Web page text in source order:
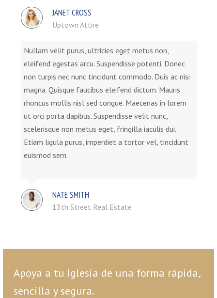
JANET CROSS
Uptown Attire
Nullam velit purus, ultricies eget metus non,
eleifend egestas arcu. Suspendisse potenti. Donec
non turpis nec nunc tincidunt commodo. Duis ac nisi
magna. Quisque faucibus eleifend dictum. Mauris
rhoncus mollis nisl sed congue. Maecenas in lorem
ut orci porta dapibus. Suspendisse velit nunc,
scelerisque non metus eget, fringilla iaculis dui.
Etiam ligula purus, imperdiet a tortor vel, tincidunt
euismod sem.
NATE SMITH
13th Street Real Estate
Apoya a tu Iglesia de una forma rápida,
sencilla y segura.